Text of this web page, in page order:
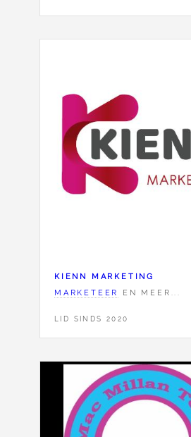
KIENN MARKETING
MARKETEER
EN MEER...
LID SINDS 2020